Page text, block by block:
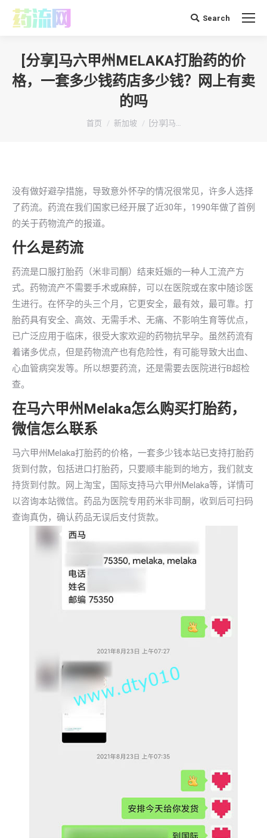
搜 Search
[分享]马六甲州MELAKA打胎药的价
格，一套多少钱药店多少钱？网上有卖
的吗
你在这里：
首页 新加坡 [分享]马…
没有做好避孕措施，导致意外怀孕的情况很常见，许多人选择
了药流。药流在我们国家已经开展了近30年，1990年做了首例
的关于药物流产的报道。
什么是药流
药流是口服打胎药（米非司酮）结束妊娠的一种人工流产方
式。药物流产不需要手术或麻醉，可以在医院或在家中随诊医
生进行。在怀孕的头三个月，它更安全，最有效，最可靠。打
胎药具有安全、高效、无需手术、无痛、不影响生育等优点，
已广泛应用于临床，很受大家欢迎的药物抗早孕。虽然药流有
着诸多优点，但是药物流产也有危险性，有可能导致大出血、
心血管病突发等。所以想要药流，还是需要去医院进行B超检
查。
在马六甲州Melaka怎么购买打胎药，
微信怎么联系
马六甲州Melaka打胎药的价格，一套多少钱本站已支持打胎药
货到付款，包括进口打胎药，只要顺丰能到的地方，我们就支
持货到付款。网上淘宝，国际支持马六甲州Melaka等，详情可
以咨询本站微信。药品为医院专用药米非司酮，收到后可扫码
查询真伪，确认药品无误后支付货款。